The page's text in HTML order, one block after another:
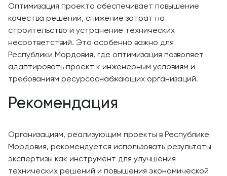
Оптимизация проекта обеспечивает повышение
качества решений, снижение затрат на
строительство и устранение технических
несоответствий. Это особенно важно для
Республики Мордовия, где оптимизация позволяет
адаптировать проект к инженерным условиям и
требованиям ресурсоснабжающих организаций.
Рекомендация
Организациям, реализующим проекты в Республике
Мордовия, рекомендуется использовать результаты
экспертизы как инструмент для улучшения
технических решений и повышения экономической